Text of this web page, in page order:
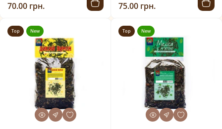
70.00 грн. 75.00 грн.
Top New Top New